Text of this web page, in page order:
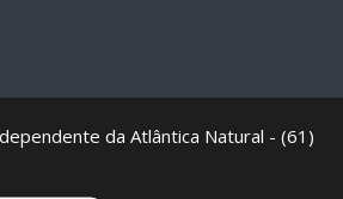
da Atlântica Natural - (61)